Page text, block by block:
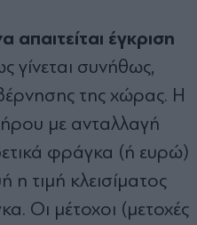
απαιτείται έγκριση
γίνεται συνήθως,
της χώρας. Η
με ανταλλαγή
φράγκα (ή ευρώ)
η τιμή κλεισίματος
Οι μέτοχοι (μετοχές